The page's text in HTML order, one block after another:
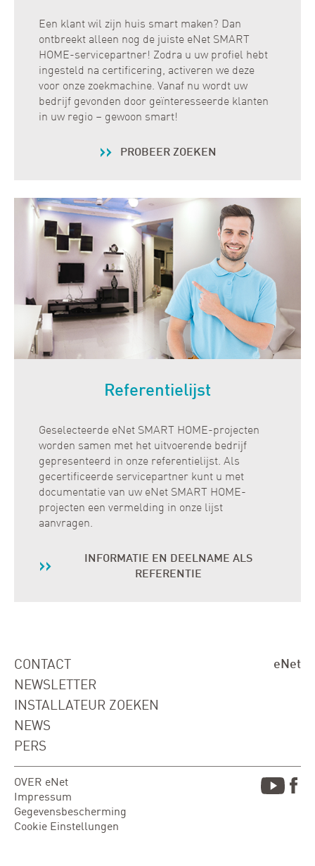
Een klant wil zijn huis smart maken? Dan
ontbreekt alleen nog de juiste eNet SMART
HOME-servicepartner! Zodra u uw profiel hebt
ingesteld na certificering, activeren we deze
voor onze zoekmachine. Vanaf nu wordt uw
bedrijf gevonden door geïnteresseerde klanten
in uw regio – gewoon smart!
PROBEER ZOEKEN
Referentielijst
Geselecteerde eNet SMART HOME-projecten
worden samen met het uitvoerende bedrijf
gepresenteerd in onze referentielijst. Als
gecertificeerde servicepartner kunt u met
documentatie van uw eNet SMART HOME-
projecten een vermelding in onze lijst
aanvragen.
INFORMATIE EN DEELNAME ALS
REFERENTIE
CONTACT
NEWSLETTER
INSTALLATEUR ZOEKEN
NEWS
PERS
eNet
OVER eNet
Impressum
Gegevensbescherming
Cookie Einstellungen